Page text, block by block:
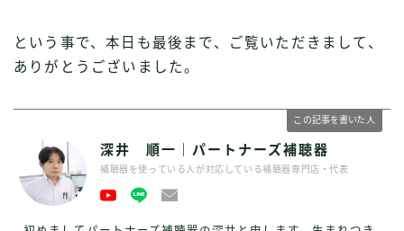
という事で、本日も最後まで、ご覧いただきまして、
ありがとうございました。
この記事を書いた人
深井 順一｜パートナーズ補聴器
補聴器を使っている人が対応している補聴器専門店・代表